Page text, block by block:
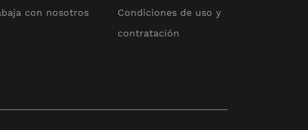
con nosotros
Condiciones de uso y
contratación